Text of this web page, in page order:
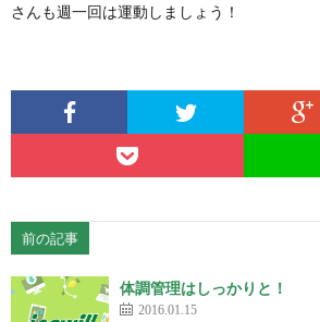
さんも週一回は運動しましょう！
前の記事
体調管理はしっかりと！
2016.01.15